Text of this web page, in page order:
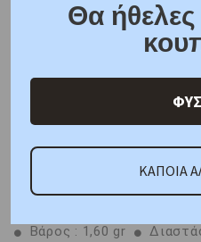
SHARE
Βάρος : 1,60 gr
Θα ήθελες
ΚΑΠΟΙΑ